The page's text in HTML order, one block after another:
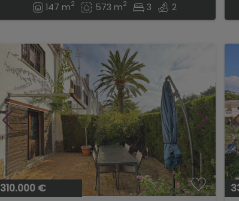
147 m2 573 m2 3 2
310.000 €